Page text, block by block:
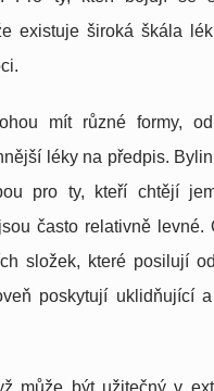
existuje široká škála
mít různé formy,
léky na předpis.
pro ty, kteří chtějí
často relativně levné.
složek, které posilují
poskytují uklidňující
může být užitečný v